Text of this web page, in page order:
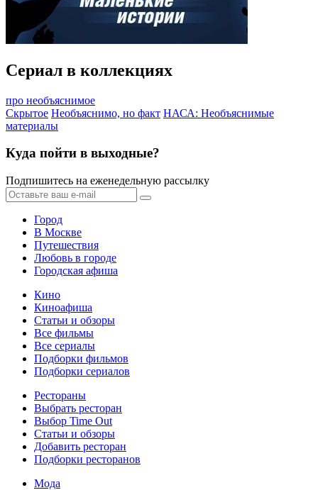
Сериал в коллекциях
про необъяснимое
Скрытое Необъяснимо, но факт НАСА: Необъяснимые
материалы
Куда пойти в выходные?
Подпишитесь на еженедельную рассылку
Город
В Москве
Путешествия
Любовь в городе
Городская афиша
Кино
Киноафиша
Статьи и обзоры
Все фильмы
Все сериалы
Подборки фильмов
Подборки сериалов
Рестораны
Выбрать ресторан
Выбор Time Out
Статьи и обзоры
Добавить ресторан
Подборки ресторанов
Мода